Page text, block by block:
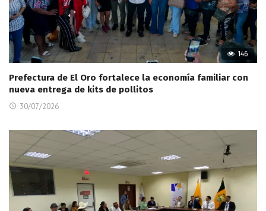
146
Prefectura de El Oro fortalece la economía familiar con
nueva entrega de kits de pollitos
30/07/2026